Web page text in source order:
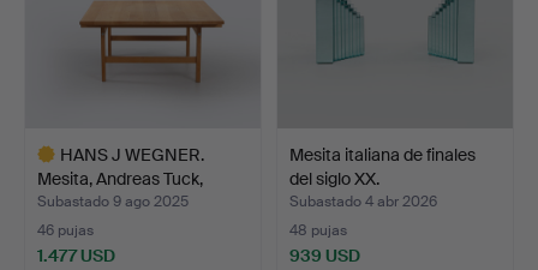
HANS J WEGNER.
Mesita, Andreas Tuck,
Dinam…
Subastado 9 ago 2025
46 pujas
1.477 USD
Mesita italiana de finales
del siglo XX.
Subastado 4 abr 2026
48 pujas
939 USD